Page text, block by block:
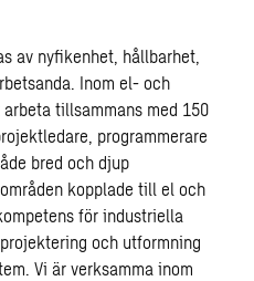
av nyfikenhet, hållbarhet,
Inom el- och
tillsammans med 150
programmerare
bred och djup
kopplade till el och
för industriella
och utformning
Vi är verksamma inom